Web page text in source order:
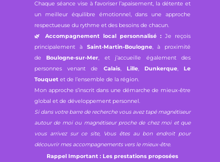
Chaque séance vise à favoriser l’apaisement, la détente et
un meilleur équilibre émotionnel, dans une approche
respectueuse du rythme et des besoins de chacun.
🌿
Accompagnement local personnalisé : Je reçois
principalement à Saint-Martin-Boulogne, à proximité
de Boulogne-sur-Mer, et j’accueille également des
personnes venant de Calais, Lille, Dunkerque, Le
Touquet et de l’ensemble de la région.
Mon approche s’inscrit dans une démarche de mieux-être
global et de développement personnel.
Si dans votre barre de recherche vous avez tapé magnétiseur
autour de moi ou magnétiseur proche de chez moi et que
vous arrivez sur ce site, Vous êtes au bon endroit pour
découvrir mes accompagnements vers le mieux-être.
Rappel Important : Les prestations proposées